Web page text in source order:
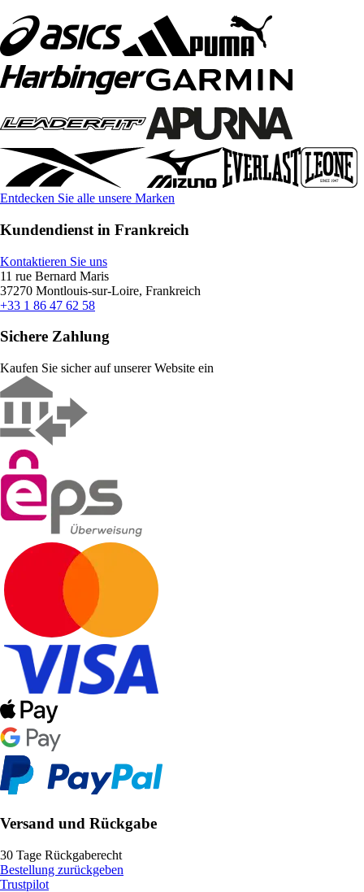
Entdecken Sie alle unsere Marken
Kundendienst in Frankreich
Kontaktieren Sie uns
11 rue Bernard Maris
37270 Montlouis-sur-Loire, Frankreich
+33 1 86 47 62 58
Sichere Zahlung
Kaufen Sie sicher auf unserer Website ein
Versand und Rückgabe
30 Tage Rückgaberecht
Bestellung zurückgeben
Trustpilot